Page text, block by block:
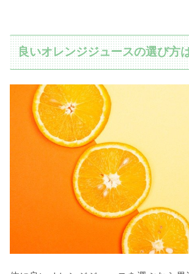
良いオレンジジュースの選び方